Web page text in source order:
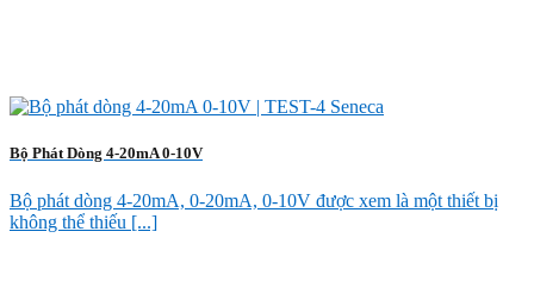
Bộ Phát Dòng 4-20mA 0-10V
Bộ phát dòng 4-20mA, 0-20mA, 0-10V được xem là một thiết bị
không thể thiếu [...]